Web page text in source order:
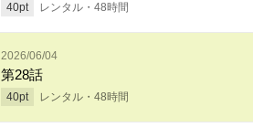
40pt レンタル・ 48時間
2026/06/04
第28話
40pt レンタル・ 48時間